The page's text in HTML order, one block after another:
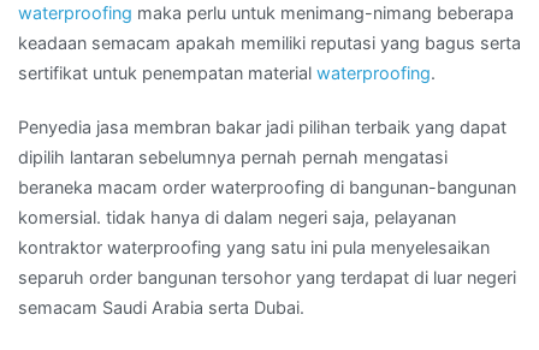
waterproofing maka perlu untuk menimang-nimang beberapa
keadaan semacam apakah memiliki reputasi yang bagus serta
sertifikat untuk penempatan material waterproofing.
Penyedia jasa membran bakar jadi pilihan terbaik yang dapat
dipilih lantaran sebelumnya pernah pernah mengatasi
beraneka macam order waterproofing di bangunan-bangunan
komersial. tidak hanya di dalam negeri saja, pelayanan
kontraktor waterproofing yang satu ini pula menyelesaikan
separuh order bangunan tersohor yang terdapat di luar negeri
semacam Saudi Arabia serta Dubai.